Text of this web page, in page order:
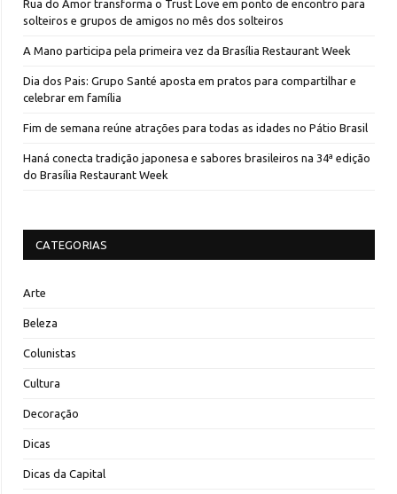
Rua do Amor transforma o Trust Love em ponto de encontro para
solteiros e grupos de amigos no mês dos solteiros
A Mano participa pela primeira vez da Brasília Restaurant Week
Dia dos Pais: Grupo Santé aposta em pratos para compartilhar e
celebrar em família
Fim de semana reúne atrações para todas as idades no Pátio Brasil
Haná conecta tradição japonesa e sabores brasileiros na 34ª edição
do Brasília Restaurant Week
CATEGORIAS
Arte
Beleza
Colunistas
Cultura
Decoração
Dicas
Dicas da Capital